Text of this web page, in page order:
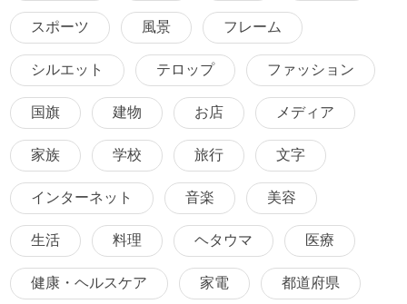
スポーツ 風景 フレーム
シルエット テロップ ファッション
国旗 建物 お店 メディア
家族 学校 旅行 文字
インターネット 音楽 美容
生活 料理 ヘタウマ 医療
健康・ヘルスケア 家電 都道府県